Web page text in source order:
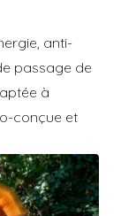
anti-
passage de
à
conçue et